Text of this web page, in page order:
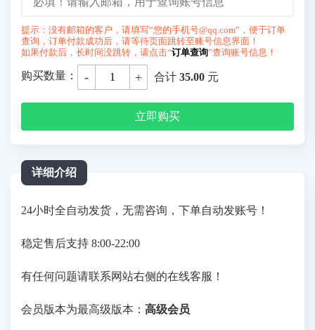
提示：没有邮箱的客户，请填写“您的手机号@qq.com”，便于订单
查询，订单付款成功后，请等待页面跳转至账号信息界面！
如果付款后，长时间没跳转，请点击“订单查询”查询账号信息！
购买数量： - + 合计 35.00 元
立即购买
详细介绍
24小时全自动发货，无需咨询，下单自动发账号！
稳定售后支持 8:00-22:00
有任何问题请联系网站右侧的在线客服！
会员版本为最高级版本： 高级会员